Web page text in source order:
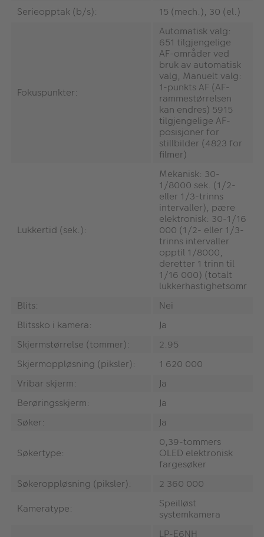
Serieopptak (b/s):
15 (mech.), 30 (el.)
Fokuspunkter:
Automatisk valg:
651 tilgjengelige
AF-områder ved
bruk av automatisk
valg, Manuelt valg:
1-punkts AF (AF-
rammestørrelsen
kan endres) 5915
tilgjengelige AF-
posisjoner for
stillbilder (4823 for
filmer)
Lukkertid (sek.):
Mekanisk: 30-
1/8000 sek. (1/2-
eller 1/3-trinns
intervaller), pære
elektronisk: 30-1/16
000 (1/2- eller 1/3-
trinns intervaller
opptil 1/8000,
deretter 1 trinn til
1/16 000) (totalt
lukkerhastighetsomr
Blits:
Nei
Blitssko i kamera:
Ja
Skjermstørrelse (tommer):
2.95
Skjermoppløsning (piksler):
1 620 000
Vribar skjerm:
Ja
Berøringsskjerm:
Ja
Søker:
Ja
Søkertype:
0,39-tommers
OLED elektronisk
fargesøker
Søkeroppløsning (piksler):
2 360 000
Kameratype:
Speilløst
systemkamera
LP-E6NH